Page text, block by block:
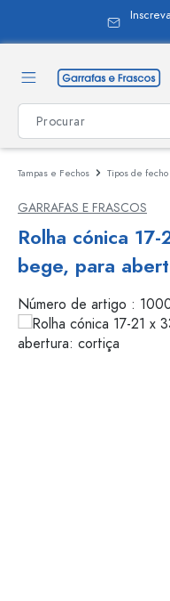
Tampas e Fechos Tipos de fecho
GARRAFAS E FRASCOS
Rolha cónica
bege, para
Número de artigo :